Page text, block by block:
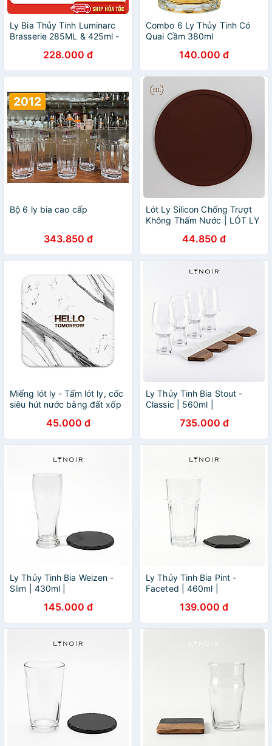
Ly Bia Thủy Tinh Luminarc
Brasserie 285ML & 425ml -
228.000 đ
Combo 6 Ly Thủy Tinh Có
Quai Cầm 380ml
Làm Ly Uống Bia
140.000 đ
Bộ 6 ly bia cao cấp
343.850 đ
Lót Ly Silicon Chống Trượt
Không Thấm Nước | LÓT LY
CAFE KHÔNG HỌA TIẾT
44.850 đ
Miếng lót ly - Tấm lót ly, cốc
siêu hút nước bằng đất xốp
điệp dễ thương
45.000 đ
Ly Thủy Tinh Bia Stout -
Classic | 560ml |
735.000 đ
Ly Thủy Tinh Bia Weizen -
Slim | 430ml |
145.000 đ
Ly Thủy Tinh Bia Pint -
Faceted | 460ml |
139.000 đ